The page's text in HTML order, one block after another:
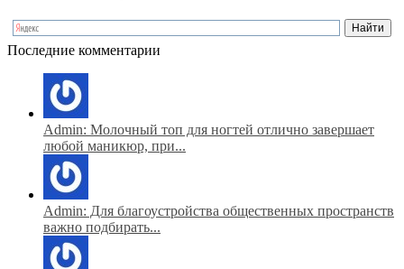
Последние комментарии
Admin: Молочный топ для ногтей отлично завершает
любой маникюр, при...
Admin: Для благоустройства общественных пространств
важно подбирать...